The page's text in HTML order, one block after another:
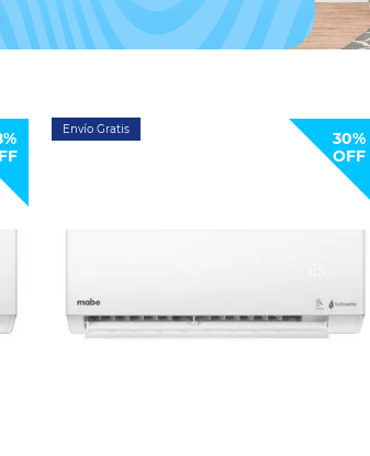
Envío Gratis
30%
OFF